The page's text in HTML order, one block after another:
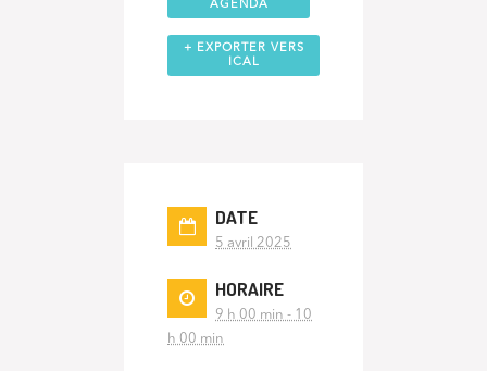
AGENDA
+ EXPORTER VERS
ICAL
DATE
5 avril 2025
HORAIRE
9 h 00 min - 10
h 00 min